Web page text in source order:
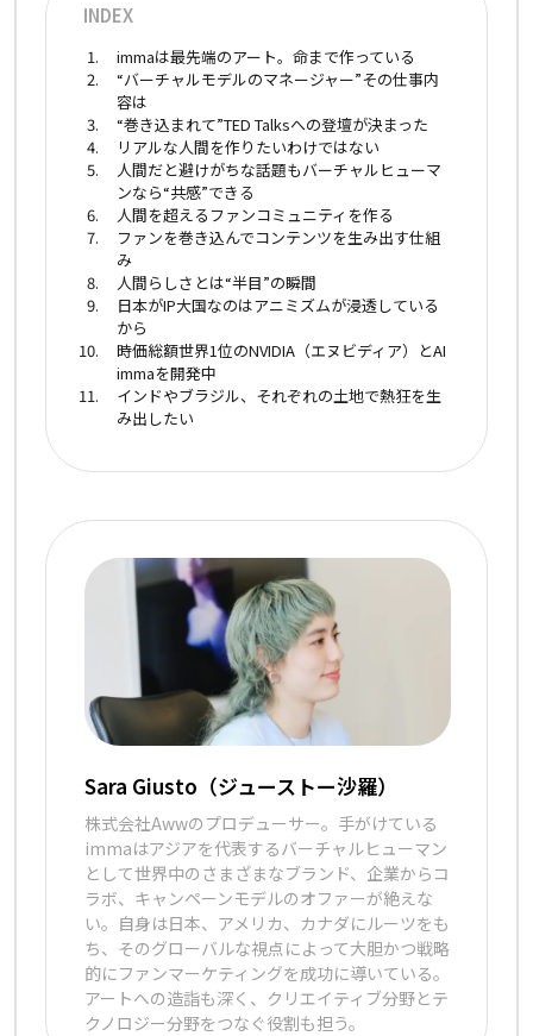
INDEX
immaは最先端のアート。命まで作っている
“バーチャルモデルのマネージャー”その仕事内
容は
“巻き込まれて”TED Talksへの登壇が決まった
リアルな人間を作りたいわけではない
人間だと避けがちな話題もバーチャルヒューマ
ンなら“共感”できる
人間を超えるファンコミュニティを作る
ファンを巻き込んでコンテンツを生み出す仕組
み
人間らしさとは“半目”の瞬間
日本がIP大国なのはアニミズムが浸透している
から
時価総額世界1位のNVIDIA（エヌビディア）とAI
immaを開発中
インドやブラジル、それぞれの土地で熱狂を生
み出したい
Sara Giusto（ジューストー沙羅）
株式会社Awwのプロデューサー。手がけている
immaはアジアを代表するバーチャルヒューマン
として世界中のさまざまなブランド、企業からコ
ラボ、キャンペーンモデルのオファーが絶えな
い。自身は日本、アメリカ、カナダにルーツをも
ち、そのグローバルな視点によって大胆かつ戦略
的にファンマーケティングを成功に導いている。
アートへの造詣も深く、クリエイティブ分野とテ
クノロジー分野をつなぐ役割も担う。